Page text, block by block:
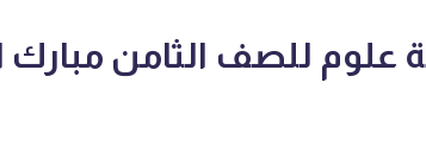
للصف الثامن مبارك الكبير